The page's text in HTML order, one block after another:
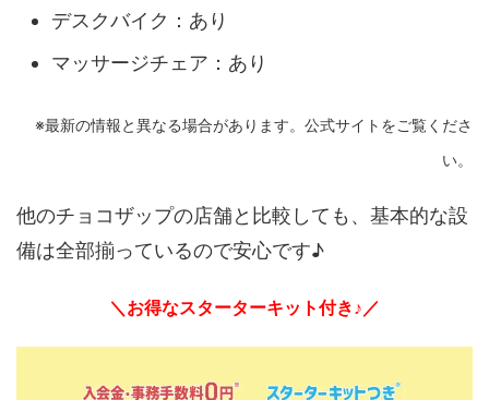
デスクバイク：あり
マッサージチェア：あり
※最新の情報と異なる場合があります。公式サイトをご覧くださ
い。
他のチョコザップの店舗と比較しても、基本的な設
備は全部揃っているので安心です♪
＼お得なスターターキット付き♪／